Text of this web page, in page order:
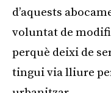
d’aquests
voluntat de
perquè deixi de
tingui via lliure